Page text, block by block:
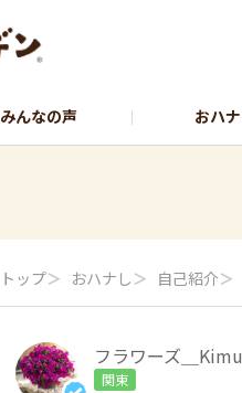
みんなの声 おハ
トップ＞ おハナし ＞ 自己紹介＞
フラワーズ＿Kimu
関東